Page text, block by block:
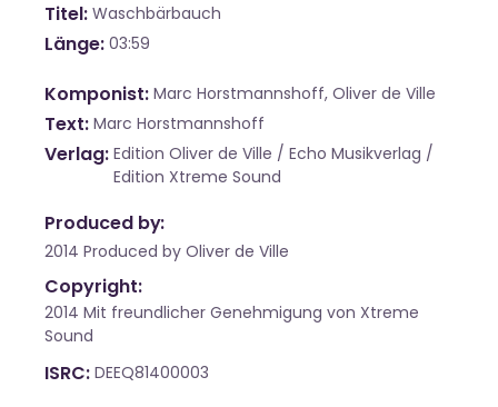
Titel Waschbärbauch
Länge 03:59
Komponist Marc Horstmannshoff, Oliver de Ville
Text Marc Horstmannshoff
Verlag Edition Oliver de Ville / Echo Musikverlag /
Edition Xtreme Sound
Produced by:
2014 Produced by Oliver de Ville
Copyright:
2014 Mit freundlicher Genehmigung von Xtreme
Sound
ISRC DEEQ81400003